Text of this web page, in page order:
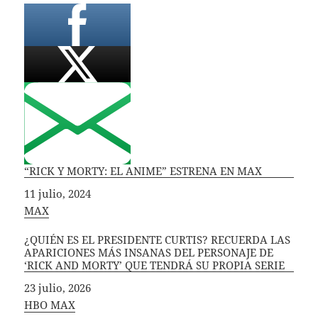
“RICK Y MORTY: EL ANIME” ESTRENA EN MAX
Fecha
11 julio, 2024
In relation to
MAX
¿QUIÉN ES EL PRESIDENTE CURTIS? RECUERDA LAS
APARICIONES MÁS INSANAS DEL PERSONAJE DE
‘RICK AND MORTY’ QUE TENDRÁ SU PROPIA SERIE
Fecha
23 julio, 2026
In relation to
HBO MAX